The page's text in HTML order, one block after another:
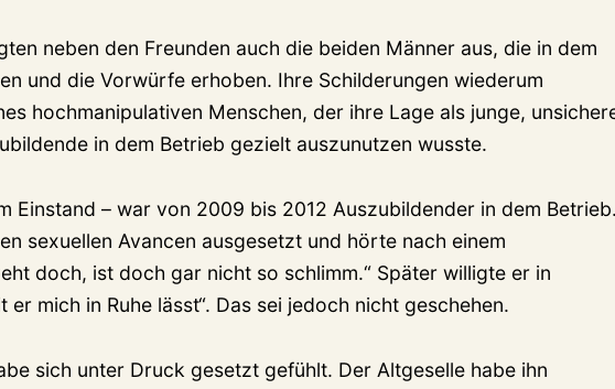
neben den Freunden auch die beiden Männer aus, die in dem
und die Vorwürfe erhoben. Ihre Schilderungen wiederum
hochmanipulativen Menschen, der ihre Lage als junge,
in dem Betrieb gezielt auszunutzen wusste.
Einstand – war von 2009 bis 2012 Auszubildender in dem Betrieb.
sexuellen Avancen ausgesetzt und hörte nach einem
doch, ist doch gar nicht so schlimm.“ Später willigte er in
er mich in Ruhe lässt“. Das sei jedoch nicht geschehen.
sich unter Druck gesetzt gefühlt. Der Altgeselle habe ihn